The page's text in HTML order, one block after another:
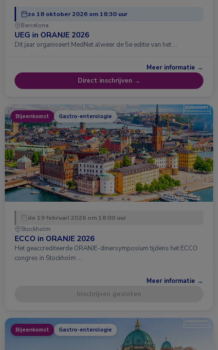
zo 18 oktober 2026 om 18:30 uur
Barcelona
UEG in ORANJE 2026
Dit jaar organiseert MedNet alweer de 5e editie van het …
Meer informatie →
Direct inschrijven →
Bijeenkomst Gastro-enterologie
do 19 februari 2026 om 18:00 uur
Stockholm
ECCO in ORANJE 2026
Het geaccrediteerde ORANJE-dinersymposium tijdens het ECCO
congres in Stockholm …
Meer informatie →
Inschrijven gesloten
Bijeenkomst Gastro-enterologie